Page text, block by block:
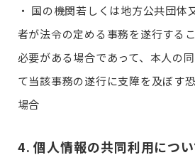
・ 国の機関若しくは地方公共団体
者が法令の定める事務を遂行する
必要がある場合であって、本人の
て当該事務の遂行に支障を及ぼす
場合
4. 個人情報の共同利用につい